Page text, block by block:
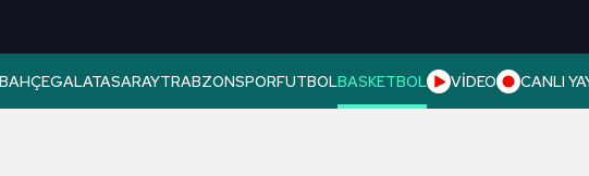
GALATASARAYTRABZONSPORFUTBOLBASKETBOL VİDEO CANLI